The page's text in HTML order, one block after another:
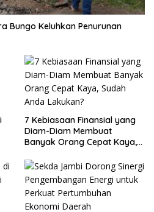
Bungo Keluhkan Penurunan
7 Kebiasaan Finansial yang
Diam-Diam Membuat
Banyak Orang Cepat Kaya,